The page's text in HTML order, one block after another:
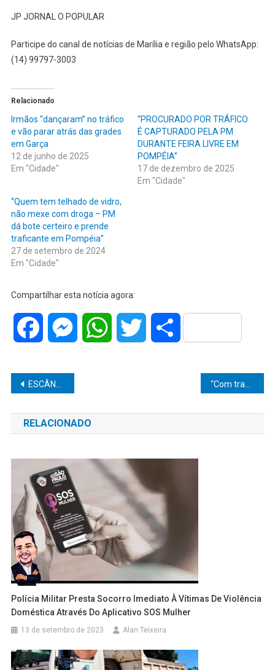
JP JORNAL O POPULAR
Participe do canal de notícias de Marília e região pelo WhatsApp:
(14) 99797-3003
Relacionado
Irmãos “dançaram” no tráfico
e vão parar atrás das grades
em Garça
12 de junho de 2025
Em "Cidade"
“PROCURADO POR TRÁFICO
É CAPTURADO PELA PM
DURANTE FEIRA LIVRE EM
POMPÉIA”
17 de dezembro de 2025
Em "Cidade"
“Quem tem telhado de vidro,
não mexe com droga – PM
dá bote certeiro e prende
traficante em Pompéia”
27 de setembro de 2024
Em "Cidade"
Compartilhar esta notícia agora:
Facebook MessengerWhatsAppTwitter Share
Navegação
de
Post
ESCÂNDALO EM DUARTINA: MOTORISTA DE AMBULÂNCIA É ACUSADO DE IMPORTUNAÇÃO SEXUAL CONTRA PACIENTE SOB EFEITO DE MEDICAÇÃO
RELACIONADO
Polícia Militar Presta Socorro Imediato À Vítimas De Violência
Doméstica Através Do Aplicativo SOS Mulher
13 de setembro de 2023 Alan Teixeira